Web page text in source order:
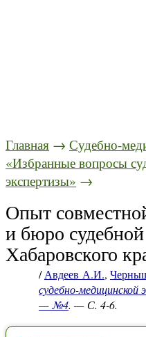
Главная → Судебно-
«Избранные вопросы
экспертизы» →
Опыт
и бюро
Хабаровского
/Авдеев А.И.,
судебно-
— №4. — С. 4-6.